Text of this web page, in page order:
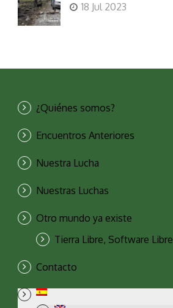
18 Jul 2023
¿Quiénes somos?
Encuentros Anteriores
Nuestra Lucha
Nuestras Luchas
Otro mundo ya existe
Tierra Libre, Software Libre
Contacto